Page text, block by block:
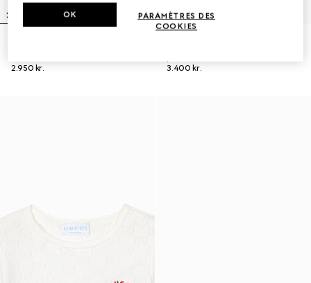
2.950 kr.
3.400 kr.
PARAMÈTRES DES
COOKIES
OK